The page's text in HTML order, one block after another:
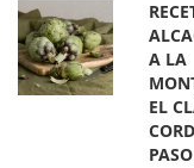
A LA
EL